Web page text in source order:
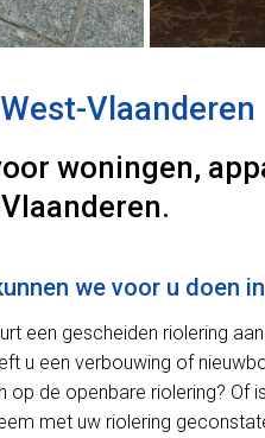
Vlaanderen
woningen,
we voor u doen
een gescheiden riolering
u een verbouwing of
op de openbare riolering? Of
met uw riolering